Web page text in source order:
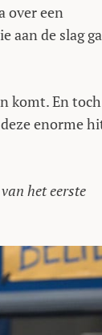
over een
aan de slag
komt. En
enorme
het eerste